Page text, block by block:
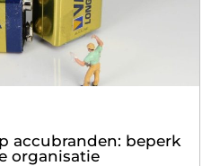
accubranden: beperk
organisatie